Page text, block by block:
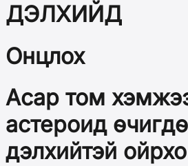
ДЭЛХИЙД
Онцлох
Асар том
астероид
дэлхийтэй